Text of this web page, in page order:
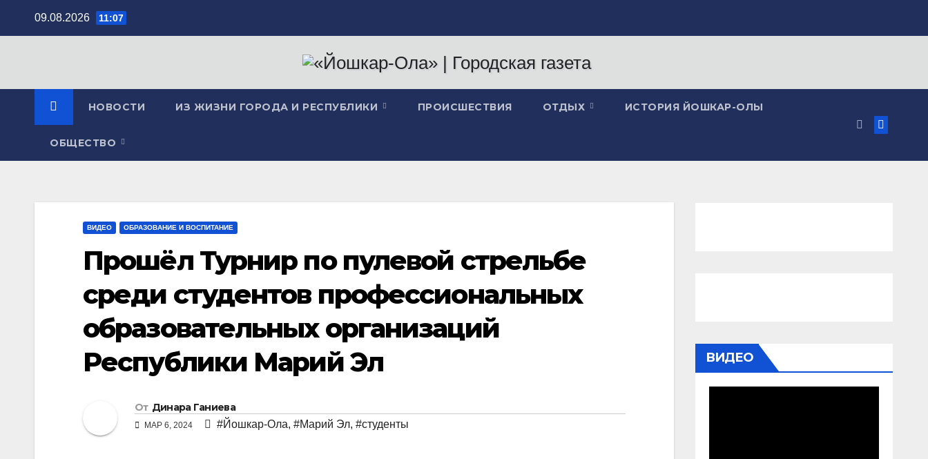
09.08.2026 11:07
НОВОСТИ ИЗ ЖИЗНИ ГОРОДА И РЕСПУБЛИКИ ПРОИСШЕСТВИЯ ОТДЫХ ИСТОРИЯ ЙОШКАР-ОЛЫ
ОБЩЕСТВО
ВИДЕО ОБРАЗОВАНИЕ И ВОСПИТАНИЕ
Прошёл Турнир по пулевой стрельбе
среди студентов профессиональных
образовательных организаций
Республики Марий Эл
От Динара Ганиева
МАР 6, 2024 #Йошкар-Ола, #Марий Эл, #студенты
ВИДЕО